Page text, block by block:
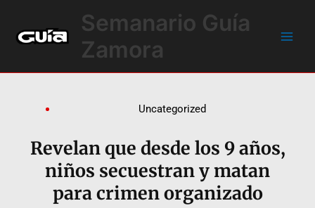
contenido
Semanario Guía
Zamora
Uncategorized
Revelan que desde los 9 años,
niños secuestran y matan
para crimen organizado